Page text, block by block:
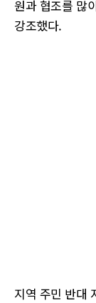
원과 협조를 많
강조했다.
지역 주민 반대